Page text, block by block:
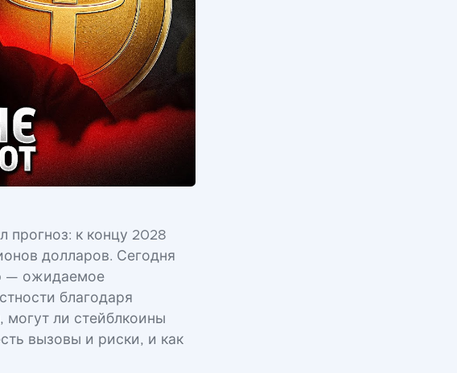
прогноз: к концу 2028
долларов. Сегодня
— ожидаемое
благодаря
могут ли стейблкоины
вызовы и риски, и как